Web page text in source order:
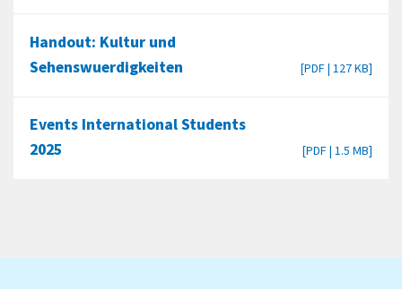
Handout: Kultur und
Sehenswuerdigkeiten
[PDF | 127 KB]
Events International Students
2025
[PDF | 1.5 MB]